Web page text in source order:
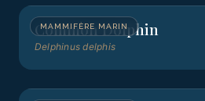
MAMMIFÈRE MARIN
Common Dolphin
Delphinus delphis